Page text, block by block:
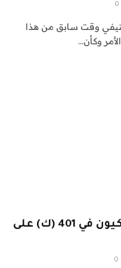
0
وقت سابق من هذا
وكأن…
كم من المال يملكه الأمريكيون في 401 (ك) على
0